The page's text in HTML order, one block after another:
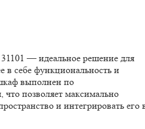
— идеальное решение для
в себе функциональность и
выполнен по
позволяет максимально
и интегрировать его